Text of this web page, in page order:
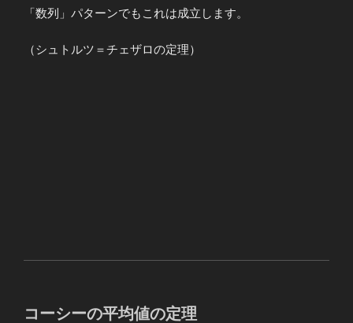
{b_n} \end{array}
「数列」パターンでもこれは成立します。
（シュトルツ＝チェザロの定理）
コーシーの平均値の定理